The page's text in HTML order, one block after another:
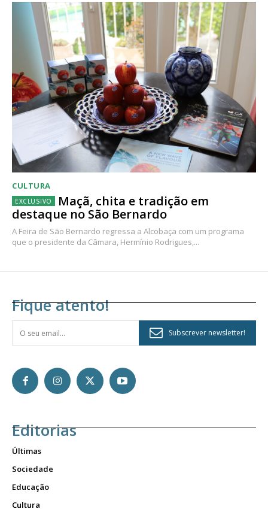
CULTURA
Maçã, chita e tradição em
destaque no São Bernardo
A Feira de São Bernardo regressa a Alcobaça com um programa
que o presidente da Câmara, Hermínio Rodrigues,...
Fique atento!
Subscrever newsletter!
Editorias
Últimas
Sociedade
Educação
Cultura